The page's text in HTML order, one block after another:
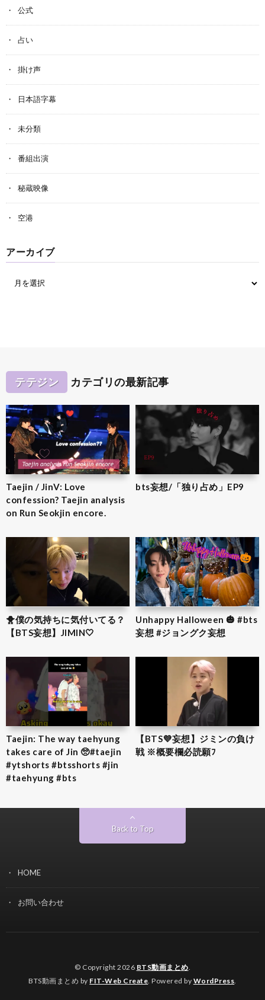
公式
占い
掛け声
日本語字幕
未分類
番組出演
秘蔵映像
空港
アーカイブ
テテジン カテゴリの最新記事
Taejin / JinV: Love
confession? Taejin analysis
on Run Seokjin encore.
bts妄想/「独り占め」EP9
🐥僕の気持ちに気付いてる？
【BTS妄想】JIMIN‎🤍
Unhappy Halloween 🎃 #bts
妄想 #ジョングク妄想
Taejin: The way taehyung
takes care of Jin 🥺#taejin
#ytshorts #btsshorts #jin
#taehyung #bts
【BTS💜‪妄想】ジミンの負け
戦 ※概要欄必読願ﾌ
Back to Top
HOME
お問い合わせ
© Copyright 2026 BTS動画まとめ.
BTS動画まとめ by FIT-Web Create. Powered by WordPress.